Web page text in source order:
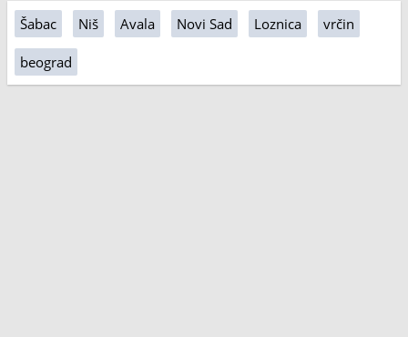
Šabac Niš Avala Novi Sad Loznica vrčin
beograd